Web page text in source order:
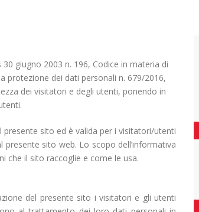
giugno 2003 n. 196, Codice in materia di
protezione dei dati personali n. 679/2016,
dei visitatori e degli utenti, ponendo in
sito ed è valida per i visitatori/utenti
sito web. Lo scopo dell’informativa
che il sito raccoglie e come le usa.
del presente sito i visitatori e gli utenti